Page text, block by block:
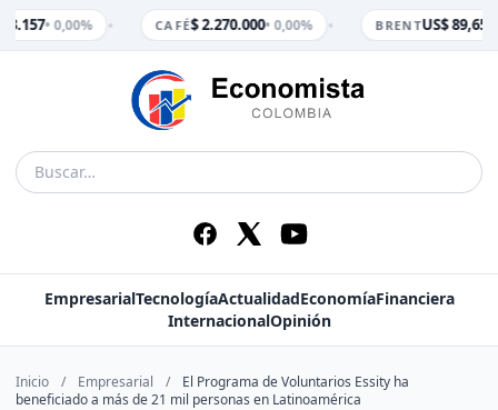
• 0,00% CAFÉ$ 2.270.000• 0,00% BRENTUS$ 89,65•
EmpresarialTecnologíaActualidadEconomíaFinanciera
InternacionalOpinión
Inicio / Empresarial /
El Programa de Voluntarios Essity ha
beneficiado a más de 21 mil personas en Latinoamérica